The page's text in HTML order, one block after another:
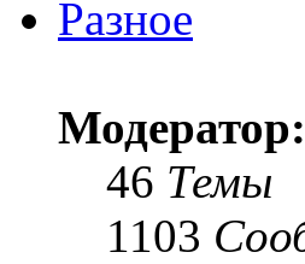
Разное
Модератор:
46 Темы
1103